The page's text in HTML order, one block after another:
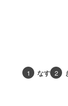
1 なす 2